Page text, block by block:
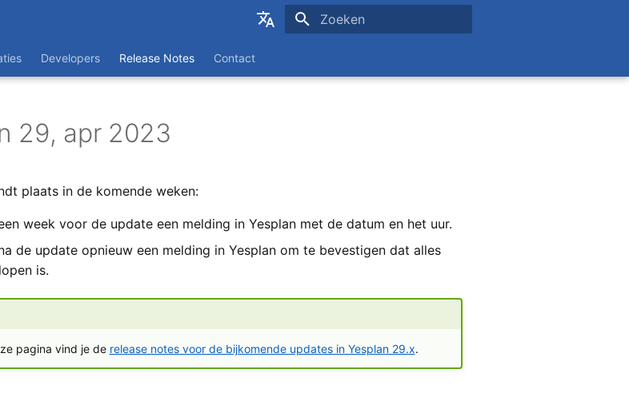
English
Developers Release Notes Contact
29, apr 2023
plaats in de komende weken:
week voor de update een melding in Yesplan met de datum en het uur.
de update opnieuw een melding in Yesplan om te bevestigen dat alles
is.
pagina vind je de release notes voor de bijkomende updates in Yesplan 29.x.